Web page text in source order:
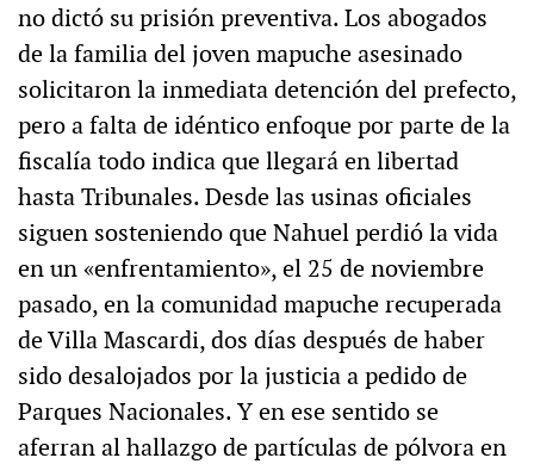
no dictó su prisión preventiva. Los abogados
de la familia del joven mapuche asesinado
solicitaron la inmediata detención del prefecto,
pero a falta de idéntico enfoque por parte de la
fiscalía todo indica que llegará en libertad
hasta Tribunales. Desde las usinas oficiales
siguen sosteniendo que Nahuel perdió la vida
en un «enfrentamiento», el 25 de noviembre
pasado, en la comunidad mapuche recuperada
de Villa Mascardi, dos días después de haber
sido desalojados por la justicia a pedido de
Parques Nacionales. Y en ese sentido se
aferran al hallazgo de partículas de pólvora en